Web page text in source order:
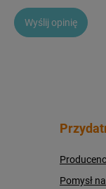
Wyślij opinię
Pomysł